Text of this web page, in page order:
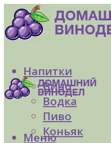
Напитки
Вино
Водка
Пиво
Коньяк
Меню